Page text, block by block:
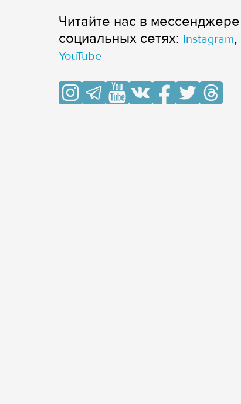
Читайте нас в мессенджере
cоциальных сетях: Instagram,
YouTube